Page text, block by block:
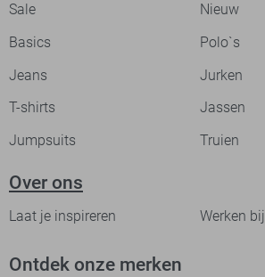
Sale
Nieuw
Basics
Polo`s
Jeans
Jurken
T-shirts
Jassen
Jumpsuits
Truien
Over ons
Laat je inspireren Werken bij
Ontdek onze merken